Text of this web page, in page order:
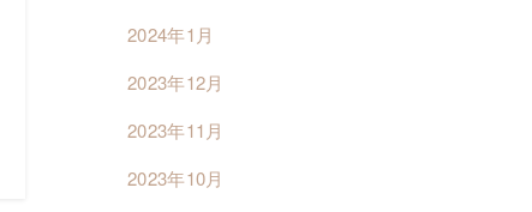
2024年1月
2023年12月
2023年11月
2023年10月